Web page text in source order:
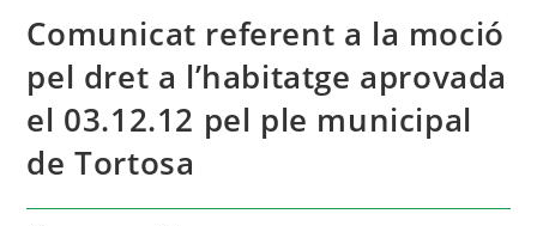
Comunicat referent a la moció
pel dret a l’habitatge aprovada
el 03.12.12 pel ple municipal
de Tortosa